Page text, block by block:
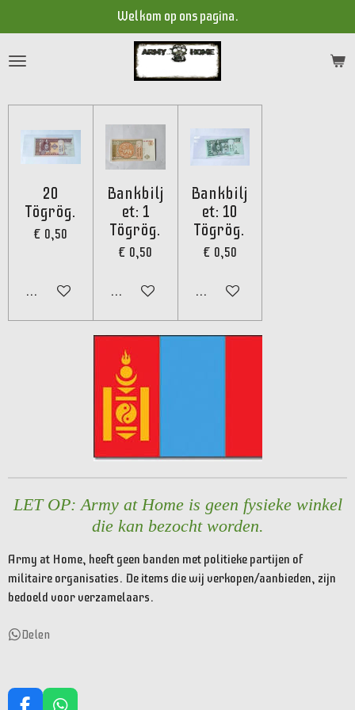
direct
naar
Welkom op ons pagina.
20
Tögrög.
€ 0,50
In winkelwagen
Bankbilj
et: 1
Tögrög.
€ 0,50
In winkelwagen
Bankbilj
et: 10
Tögrög.
€ 0,50
In winkelwagen
LET OP: Army at Home is geen fysieke winkel
die kan bezocht worden.
Army at Home, heeft geen banden met politieke partijen of
militaire organisaties. De items die wij verkopen/aanbieden, zijn
bedoeld voor verzamelaars.
Delen